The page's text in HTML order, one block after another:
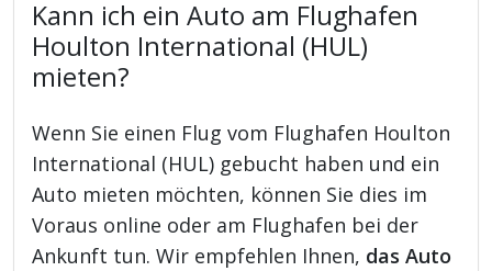
Kann ich ein Auto am Flughafen
Houlton International (HUL)
mieten?
Wenn Sie einen Flug vom Flughafen Houlton
International (HUL) gebucht haben und ein
Auto mieten möchten, können Sie dies im
Voraus online oder am Flughafen bei der
Ankunft tun. Wir empfehlen Ihnen, das Auto